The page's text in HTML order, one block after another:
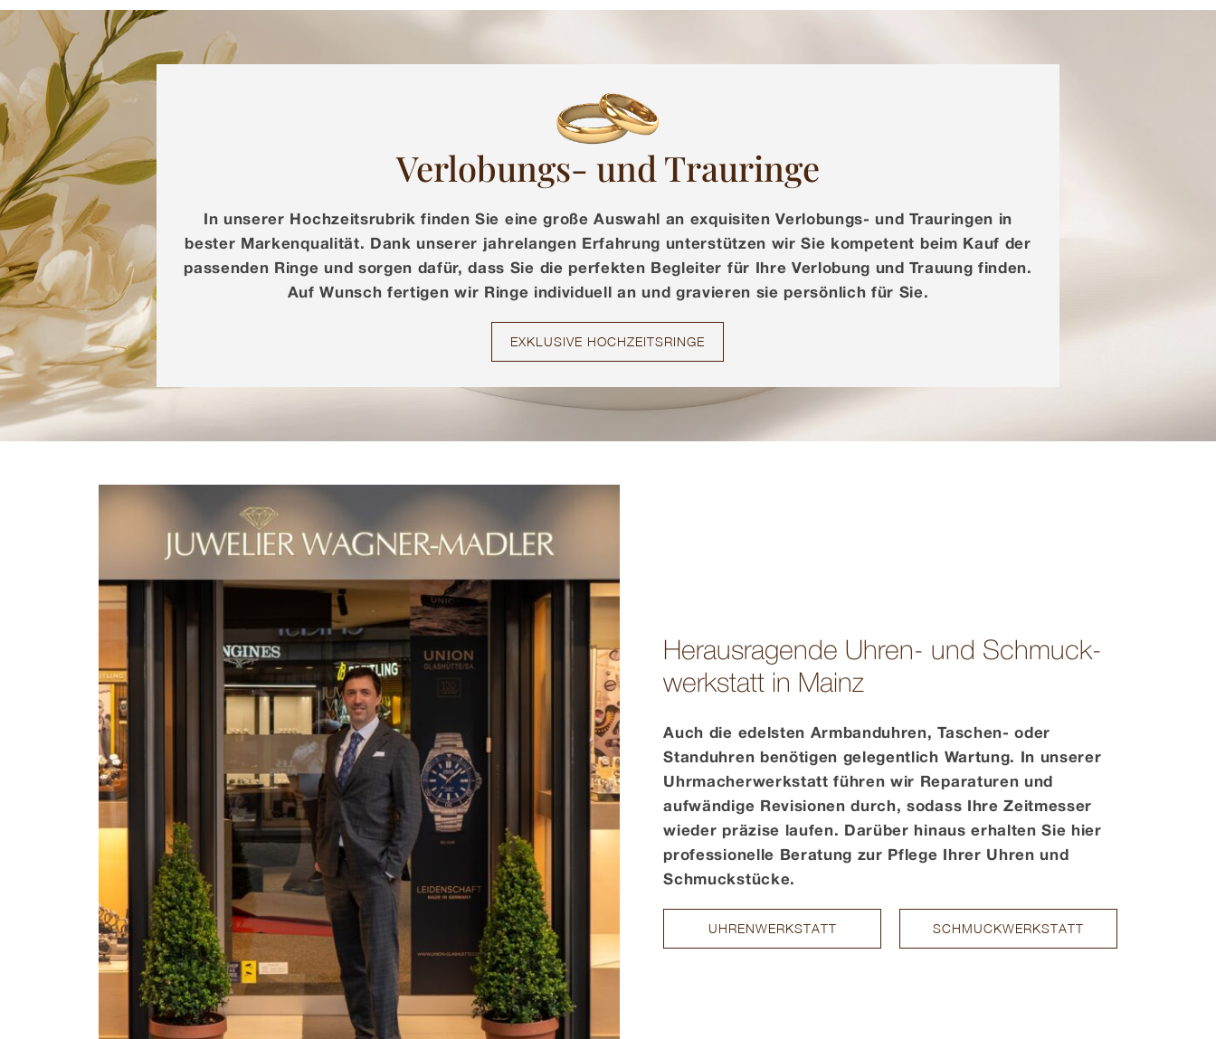
Verlobungs- und Trauringe
In unserer Hochzeitsrubrik finden Sie eine große Auswahl an exquisiten Verlobungs- und Trauringen in
bester Markenqualität. Dank unserer jahrelangen Erfahrung unterstützen wir Sie kompetent beim Kauf der
passenden Ringe und sorgen dafür, dass Sie die perfekten Begleiter für Ihre Verlobung und Trauung finden.
Auf Wunsch fertigen wir Ringe individuell an und gravieren sie persönlich für Sie.
EXKLUSIVE HOCHZEITSRINGE
Herausragende Uhren- und Schmuck­­­
werkstatt in Mainz
Auch die edelsten Armbanduhren, Taschen- oder
Standuhren benötigen gelegentlich Wartung. In unserer
Uhrmacherwerkstatt führen wir Reparaturen und
aufwändige Revisionen durch, sodass Ihre Zeitmesser
wieder präzise laufen. Darüber hinaus erhalten Sie hier
professionelle Beratung zur Pflege Ihrer Uhren und
Schmuckstücke.
UHRENWERKSTATT SCHMUCKWERKSTATT